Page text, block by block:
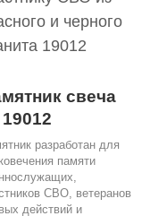
свеча
разработан для
памяти
СВО, ветеранов
действий и